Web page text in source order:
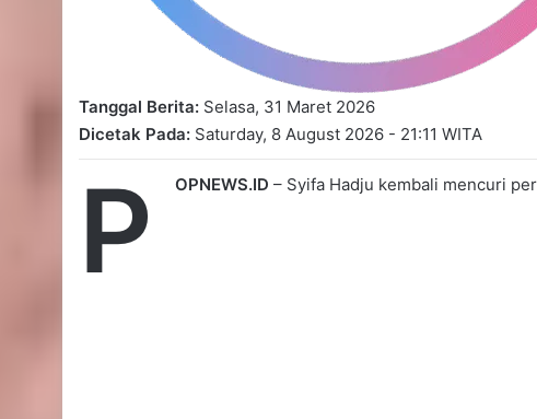
Tanggal Berita: Selasa, 31 Maret 2026
Dicetak Pada: Saturday, 8 August 2026 - 21:11 WITA
P OPNEWS.ID – Syifa Hadju kembali mencuri